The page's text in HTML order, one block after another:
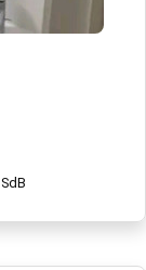
SdB